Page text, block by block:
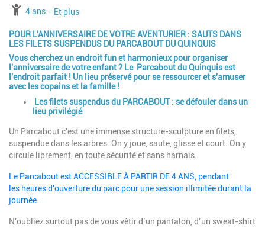
à partir de
4 ans jusqu'à l'âge de
Et plus
POUR L'ANNIVERSAIRE DE VOTRE AVENTURIER : SAUTS DANS
LES FILETS SUSPENDUS DU PARCABOUT DU QUINQUIS
Vous cherchez un endroit fun et harmonieux pour organiser
l'anniversaire de votre enfant ? Le Parcabout du Quinquis est
l'endroit parfait ! Un lieu préservé pour se ressourcer et s'amuser
avec les copains et la famille !
Les filets suspendus du PARCABOUT : se défouler dans un
lieu privilégié
Un Parcabout c'est une immense structure-sculpture en filets,
suspendue dans les arbres. On y joue, saute, glisse et court. On y
circule librement, en toute sécurité et sans harnais.
Le Parcabout est ACCESSIBLE À PARTIR DE 4 ANS, pendant
les heures d'ouverture du parc pour une session illimitée durant la
journée.
N'oubliez surtout pas de vous vêtir d’un pantalon, d’un sweat-shirt